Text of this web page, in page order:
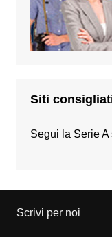
Siti
Segui la Serie A
Scrivi per noi